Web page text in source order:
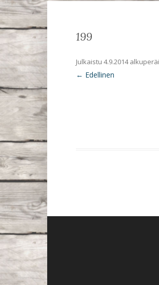
199
Julkaistu 4.9.2014
← Edellinen